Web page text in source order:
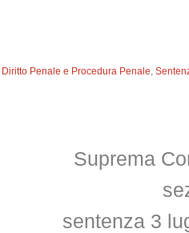
Diritto Penale e Procedura Penale,
Suprema
sentenza 3